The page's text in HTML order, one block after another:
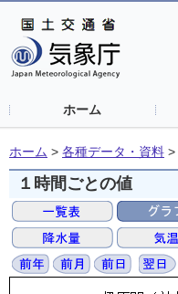
ホーム
ホーム > 各種データ・資料 >
１時間ごとの値